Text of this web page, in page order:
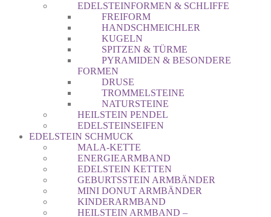
EDELSTEINFORMEN & SCHLIFFE
FREIFORM
HANDSCHMEICHLER
KUGELN
SPITZEN & TÜRME
PYRAMIDEN & BESONDERE
FORMEN
DRUSE
TROMMELSTEINE
NATURSTEINE
HEILSTEIN PENDEL
EDELSTEINSEIFEN
EDELSTEIN SCHMUCK
MALA-KETTE
ENERGIEARMBAND
EDELSTEIN KETTEN
GEBURTSSTEIN ARMBÄNDER
MINI DONUT ARMBÄNDER
KINDERARMBAND
HEILSTEIN ARMBAND –